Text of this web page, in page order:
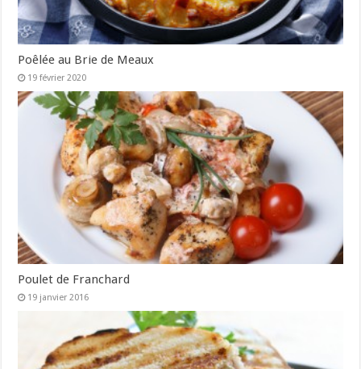
Poêlée au Brie de Meaux
19 février 2020
Poulet de Franchard
19 janvier 2016